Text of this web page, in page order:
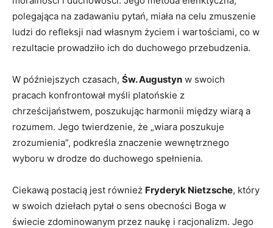
‍polegająca na zadawaniu pytań, miała na celu ‌zmuszenie
⁣ludzi do refleksji ⁣nad własnym życiem i wartościami, co⁣ w⁤
rezultacie prowadziło ich do duchowego przebudzenia.
W ​późniejszych czasach, Św. Augustyn w swoich
‍pracach konfrontował⁣ myśli platońskie z⁣
chrześcijaństwem, poszukując harmonii między wiarą a
rozumem. ⁢Jego twierdzenie, że „wiara poszukuje
zrozumienia”, ​podkreśla znaczenie wewnętrznego
wyboru⁣ w drodze do duchowego‌ spełnienia.
Ciekawą⁢ postacią jest ⁣również Fryderyk Nietzsche, który
w ⁢swoich dziełach⁤ pytał o sens obecności Boga w
świecie zdominowanym przez naukę i racjonalizm. Jego